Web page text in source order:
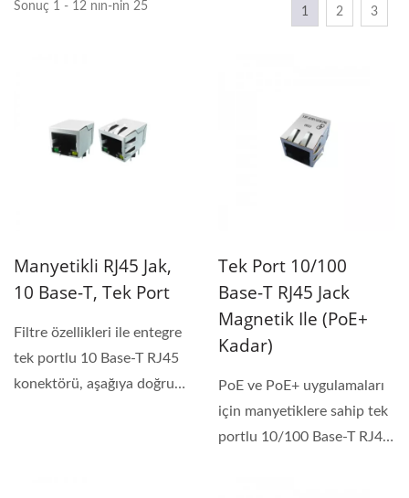
Sonuç 1 - 12 nın-nin 25 1 2 3
Manyetikli RJ45 Jak,
10 Base-T, Tek Port
Filtre özellikleri ile entegre
tek portlu 10 Base-T RJ45
konektörü, aşağıya doğru
Tek Port 10/100
Base-T RJ45 Jack
Magnetik Ile (PoE+
Kadar)
PoE ve PoE+ uygulamaları
için manyetiklere sahip tek
portlu 10/100 Base-T RJ45